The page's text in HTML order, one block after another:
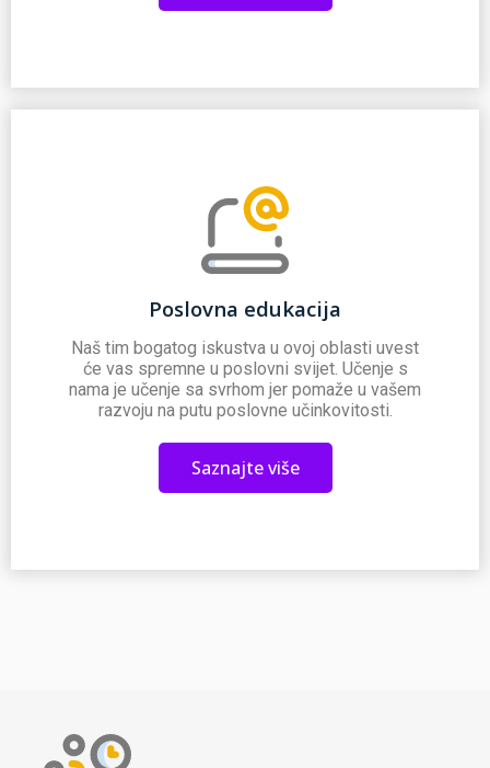
Poslovna edukacija
Naš tim bogatog iskustva u ovoj oblasti uvest
će vas spremne u poslovni svijet. Učenje s
nama je učenje sa svrhom jer pomaže u vašem
razvoju na putu poslovne učinkovitosti.
Saznajte više